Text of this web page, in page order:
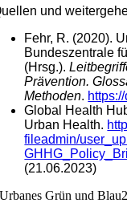
und
Fehr, R. (2020).
Bundeszentrale
(Hrsg.).
Prävention.
Methoden.
Global Health
Urban Health.
fileadmin/
(21.06.2023)
Urbanes Grün und Blau